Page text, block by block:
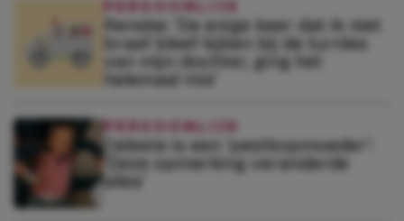
PERSOONLIJK
Renske: ‘De enige keer dat ik niet
braaf bleef kijken bij de turnles
van mijn dochter, ging het
helemaal mis’
PERSOONLIJK
Celeste is een ‘pestkopmoeder’:
‘Deze opmerking veranderde
alles’